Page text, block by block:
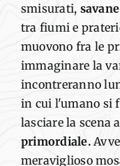
smisurati, savane
tra fiumi e
muovono fra le
immaginare la
incontreranno
in cui l'umano si
lasciare la scena
primordiale.
meraviglioso